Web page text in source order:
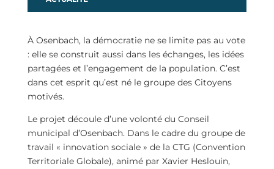
À Osenbach, la démocratie ne se limite pas au vote
: elle se construit aussi dans les échanges, les idées
partagées et l’engagement de la population. C’est
dans cet esprit qu’est né le groupe des Citoyens
motivés.
Le projet découle d’une volonté du Conseil
municipal d’Osenbach. Dans le cadre du groupe de
travail « innovation sociale » de la CTG (Convention
Territoriale Globale), animé par Xavier Heslouin,